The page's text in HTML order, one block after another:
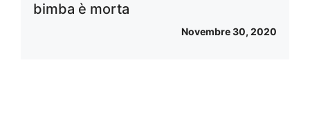
bimba è morta
Novembre 30, 2020